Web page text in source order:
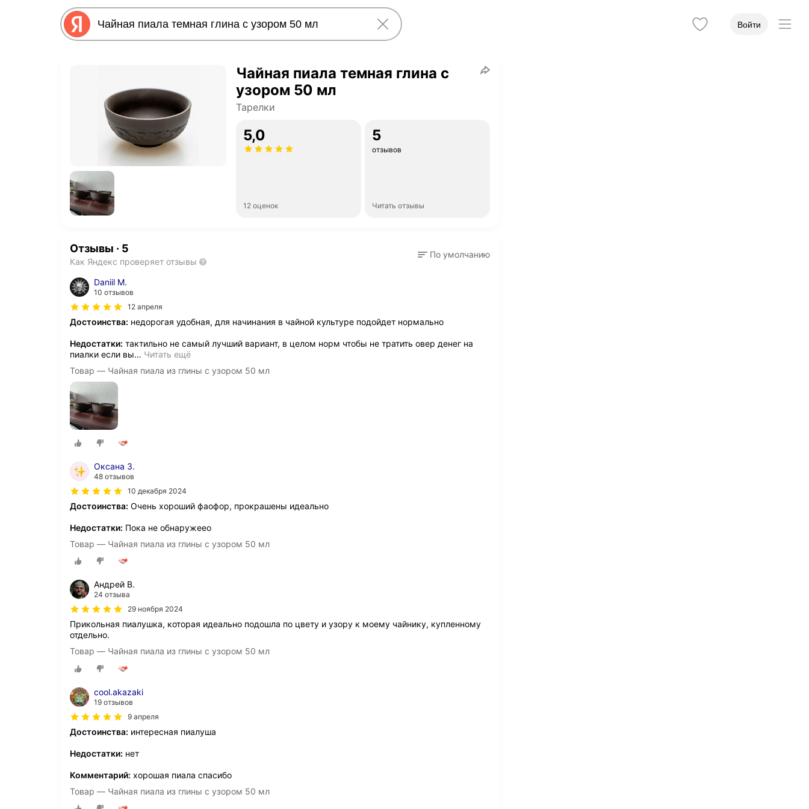
Войти
Чайная пиала темная глина с
узором 50 мл
Тарелки
5,0
12 оценок
5
отзывов
Читать отзывы
Отзывы · 5
Как Яндекс проверяет отзывы
По умолчанию
Daniil M.
10 отзывов
12 апреля
Достоинства: недорогая удобная, для начинания в чайной культуре подойдет нормально
Недостатки: тактильно не самый лучший вариант, в целом норм чтобы не тратить овер денег на
пиалки если вы… Читать ещё
Товар — Чайная пиала из глины с узором 50 мл
Оксана З.
48 отзывов
10 декабря 2024
Достоинства: Очень хороший фаофор, прокрашены идеально
Недостатки: Пока не обнаружеео
Товар — Чайная пиала из глины с узором 50 мл
Андрей В.
24 отзыва
29 ноября 2024
Прикольная пиалушка, которая идеально подошла по цвету и узору к моему чайнику, купленному
отдельно.
Товар — Чайная пиала из глины с узором 50 мл
cool.akazaki
19 отзывов
9 апреля
Достоинства: интересная пиалуша
Недостатки: нет
Комментарий: хорошая пиала спасибо
Товар — Чайная пиала из глины с узором 50 мл